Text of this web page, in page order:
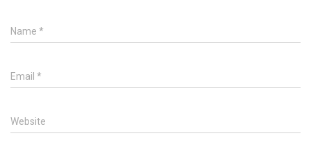
Name *
Email *
Website